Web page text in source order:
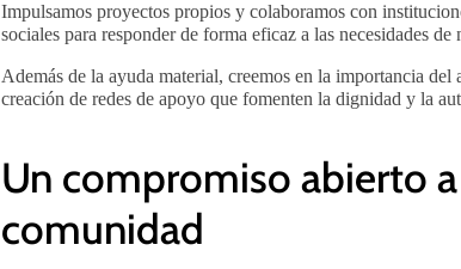
Impulsamos proyectos propios y colaboramos con
sociales para responder de forma eficaz a las necesidades
Además de la ayuda material, creemos en la importancia
creación de redes de apoyo que fomenten la dignidad y la
Un compromiso abierto
comunidad